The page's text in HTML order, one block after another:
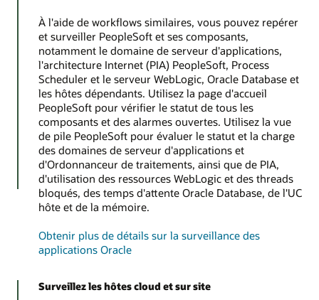
À l'aide de workflows similaires, vous pouvez repérer
et surveiller PeopleSoft et ses composants,
notamment le domaine de serveur d'applications,
l'architecture Internet (PIA) PeopleSoft, Process
Scheduler et le serveur WebLogic, Oracle Database et
les hôtes dépendants. Utilisez la page d'accueil
PeopleSoft pour vérifier le statut de tous les
composants et des alarmes ouvertes. Utilisez la vue
de pile PeopleSoft pour évaluer le statut et la charge
des domaines de serveur d'applications et
d'Ordonnanceur de traitements, ainsi que de PIA,
d'utilisation des ressources WebLogic et des threads
bloqués, des temps d'attente Oracle Database, de l'UC
hôte et de la mémoire.
Obtenir plus de détails sur la surveillance des
applications Oracle
Surveillez les hôtes cloud et sur site